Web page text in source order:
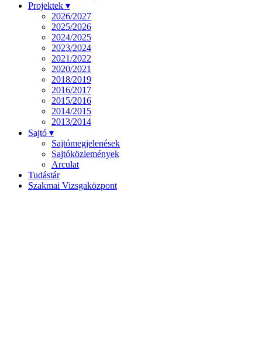
Projektek ▾
2026/2027
2025/2026
2024/2025
2023/2024
2021/2022
2020/2021
2018/2019
2016/2017
2015/2016
2014/2015
2013/2014
Sajtó ▾
Sajtómegjelenések
Sajtóközlemények
Arculat
Tudástár
Szakmai Vizsgaközpont